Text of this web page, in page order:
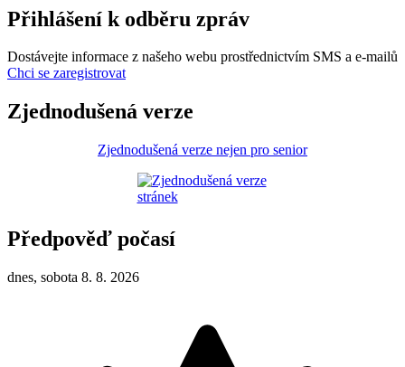
Přihlášení k odběru zpráv
Dostávejte informace z našeho webu prostřednictvím SMS a e-mailů
Chci se zaregistrovat
Zjednodušená verze
Zjednodušená verze nejen pro senior
Předpověď počasí
dnes, sobota 8. 8. 2026